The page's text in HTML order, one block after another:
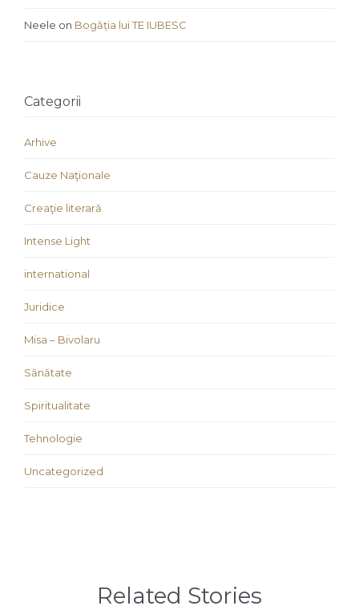
Neele on Bogăția lui TE IUBESC
Categorii
Arhive
Cauze Naţionale
Creaţie literară
Intense Light
international
Juridice
Misa – Bivolaru
Sănătate
Spiritualitate
Tehnologie
Uncategorized
Related Stories